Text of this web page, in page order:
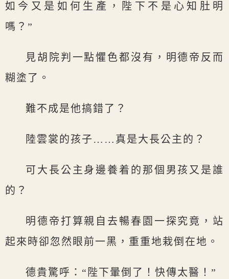
如今又是如何生產，陛下不是心知肚明
嗎？”
見胡院判一點懼色都沒有，明德帝反而
糊塗了。
難不成是他搞錯了？
陸雲裳的孩子……真是大長公主的？
可大長公主身邊養着的那個男孩又是誰
的？
明德帝打算親自去暢春園一探究竟，站
起來時卻忽然眼前一黑，重重地栽倒在地。
德貴驚呼：“陛下暈倒了！快傳太醫！”